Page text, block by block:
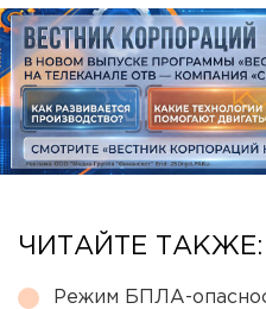
ЧИТАЙТЕ ТАКЖЕ:
Режим БПЛА-